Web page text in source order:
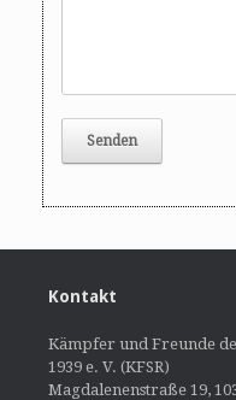
Kontakt
Kämpfer und Freunde
1939 e. V. (KFSR)
Magdalenenstraße 19,